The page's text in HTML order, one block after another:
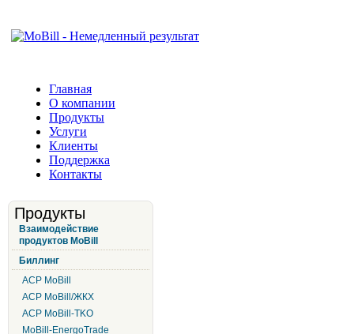
Главная
О компании
Продукты
Услуги
Клиенты
Поддержка
Контакты
Продукты
Взаимодействие
продуктов MoBill
Биллинг
АСР MoBill
АСР MoBill/ЖКХ
АСР MoBill-TKO
MoBill-EnergoTrade